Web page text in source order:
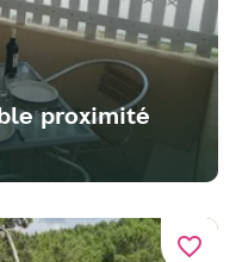
proximité
favorite_border